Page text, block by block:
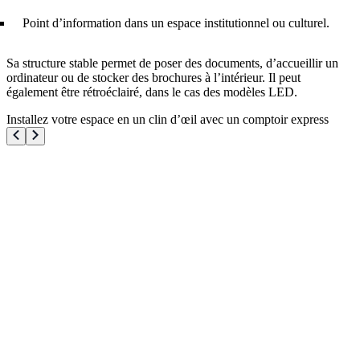
Point d’information dans un espace institutionnel ou culturel.
Sa structure stable permet de poser des documents, d’accueillir un
ordinateur ou de stocker des brochures à l’intérieur. Il peut
également être rétroéclairé, dans le cas des modèles LED.
Installez votre espace en un clin d’œil avec un comptoir express